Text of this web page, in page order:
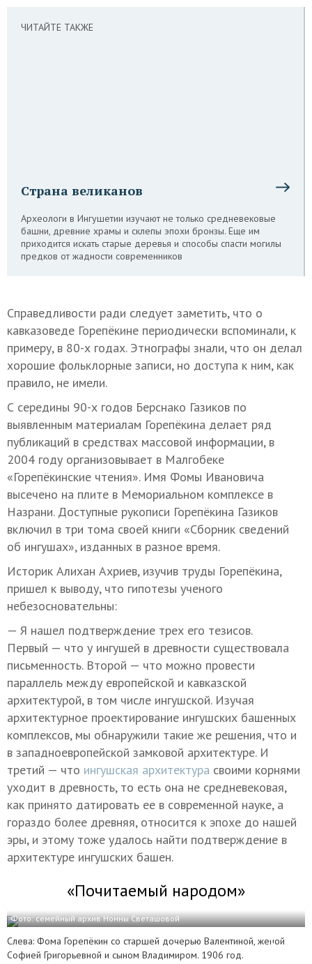
ЧИТАЙТЕ ТАКЖЕ
Страна великанов
Археологи в Ингушетии изучают не только средневековые
башни, древние храмы и склепы эпохи бронзы. Еще им
приходится искать старые деревья и способы спасти могилы
предков от жадности современников
Справедливости ради следует заметить, что о
кавказоведе Горепёкине периодически вспоминали, к
примеру, в 80-х годах. Этнографы знали, что он делал
хорошие фольклорные записи, но доступа к ним, как
правило, не имели.
С середины 90-х годов Берснако Газиков по
выявленным материалам Горепёкина делает ряд
публикаций в средствах массовой информации, в
2004 году организовывает в Малгобеке
«Горепёкинские чтения». Имя Фомы Ивановича
высечено на плите в Мемориальном комплексе в
Назрани. Доступные рукописи Горепёкина Газиков
включил в три тома своей книги «Сборник сведений
об ингушах», изданных в разное время.
Историк Алихан Ахриев, изучив труды Горепёкина,
пришел к выводу, что гипотезы ученого
небезосновательны:
— Я нашел подтверждение трех его тезисов.
Первый — что у ингушей в древности существовала
письменность. Второй — что можно провести
параллель между европейской и кавказской
архитектурой, в том числе ингушской. Изучая
архитектурное проектирование ингушских башенных
комплексов, мы обнаружили такие же решения, что и
в западноевропейской замковой архитектуре. И
третий — что ингушская архитектура своими корнями
уходит в древность, то есть она не средневековая,
как принято датировать ее в современной науке, а
гораздо более древняя, относится к эпохе до нашей
эры, и этому тоже удалось найти подтверждение в
архитектуре ингушских башен.
«Почитаемый народом»
Фото: семейный архив Нонны Светашовой
Слева: Фома Горепёкин со старшей дочерью Валентиной, женой
Софией Григорьевной и сыном Владимиром. 1906 год.